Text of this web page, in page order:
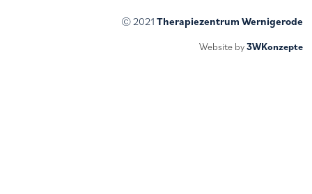
© 2021 Therapiezentrum Wernigerode
Website by3WKonzepte